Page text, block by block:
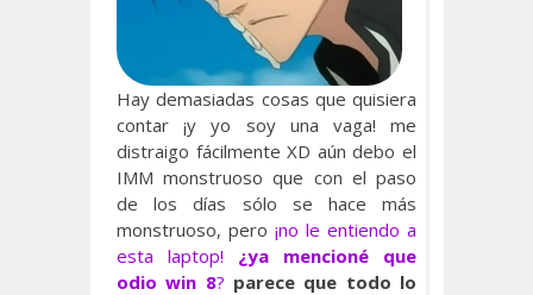
Hay demasiadas cosas que quisiera
contar ¡y yo soy una vaga! me
distraigo fácilmente XD aún debo el
IMM monstruoso que con el paso
de los días sólo se hace más
monstruoso, pero ¡no le entiendo a
esta laptop! ¿ya mencioné que
odio win 8? parece que todo lo